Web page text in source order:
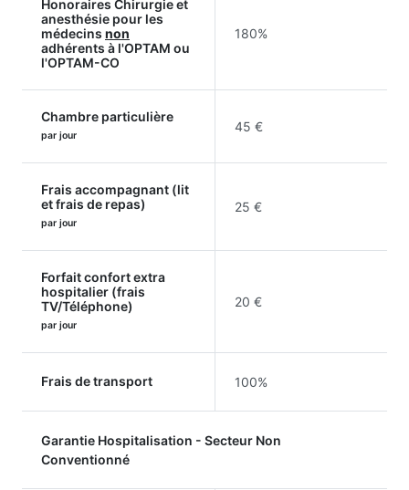
Honoraires Chirurgie et
anesthésie pour les
médecins non
adhérents à l'OPTAM ou
l'OPTAM-CO
180%
Chambre particulière
par jour
45 €
Frais accompagnant (lit
et frais de repas)
par jour
25 €
Forfait confort extra
hospitalier (frais
TV/Téléphone)
par jour
20 €
Frais de transport 100%
Garantie Hospitalisation - Secteur Non
Conventionné